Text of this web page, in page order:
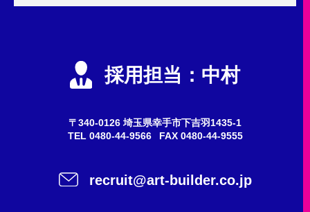
会社説明会
施工スタッフ（鳶職人）
採用担当：中村
〒340-0126 埼玉県幸手市下吉羽1435-1
TEL 0480-44-9566 FAX 0480-44-9555
recruit@art-builder.co.jp